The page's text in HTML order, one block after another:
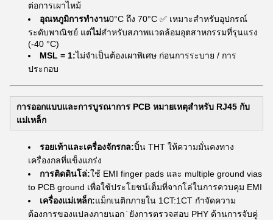
ต่อการเผาไหม้
อุณหภูมิการทํางาน0°C ถึง 70°C ✅ เหมาะสําหรับอุปกรณ์
ระดับพาณิชย์ แต่ไม่สําหรับสภาพแวดล้อมอุตสาหกรรมที่รุนแรง
(-40 °C)
MSL = 1:ไม่จําเป็นต้องเผาพิเศษ ก่อนการระบาย / การ
ประกอบ
การออกแบบและการบูรณาการ PCB หมายเหตุสําหรับ RJ45 กับ
แม่เหล็ก
รอยเท้าและเครื่องจักรกล:ปิ้น THT ให้ความมั่นคงทาง
เครื่องกลที่แข็งแกร่ง
การติดดินโล่:ใช้ EMI finger pads และ multiple ground vias
to PCB ground เพื่อใช้ประโยชน์เต็มที่จากโล่ในการควบคุม EMI
เครื่องแม่เหล็ก:แม็กเนติกภายใน 1CT:1CT กําจัดความ
ต้องการของแปลงภายนอก ̇ ยังการตรวจสอบ PHY ด้านการจับคู่